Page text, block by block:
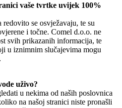
vaše tvrtke uvijek 100%
se osvježavaju, te su
i točne. Comel d.o.o. ne
svih prikazanih informacija, te
u iznimnim slučajevima mogu
uživo?
u nekima od naših poslovnica
na našoj stranici niste pronašli